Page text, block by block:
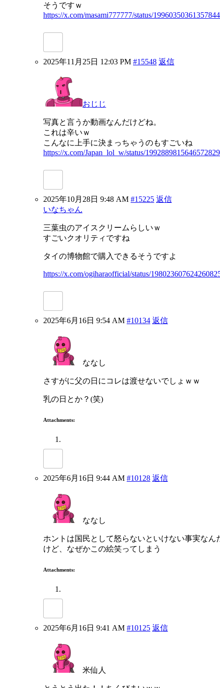
そうですｗ
https://x.com/masami777777/status/
2025年11月25日 12:03 PM #15548 返信
おじじ
写真と言うか動画なんだけどね。
これは辛いｗ
こんなに上手に決まっちゃうのもすごいね
https://x.com/Japan_lol_w/status/1992889815646572829
2025年10月28日 9:48 AM #15225 返信
いなちゃん
三葉虫のアイスクリームらしいｗ
すごいクオリティですね
タイの博物館で購入できるそうですよ
https://x.com/ogiharaofficial/status/
2025年6月16日 9:54 AM #10134 返信
ななし
さすがに父の日にコレは渡せないでしょｗｗ
乳の日とか？(笑)
Attachments:
2025年6月16日 9:44 AM #10128 返信
ななし
ホントは国民として怒らないといけない事実なん
けど、なぜかこの絵笑ってしまう
Attachments:
2025年6月16日 9:41 AM #10125 返信
米仙人